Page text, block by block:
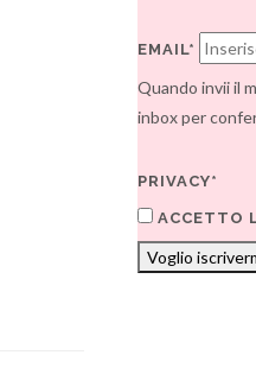
EMAIL*
Quando invii il
inbox per
PRIVACY*
ACCETTO
Voglio